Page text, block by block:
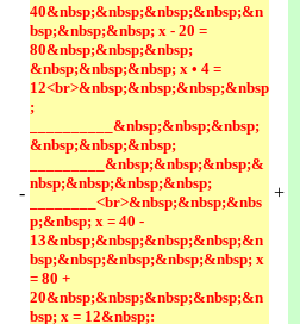
-
40&nbsp;&nbsp;&nbsp;&nbsp;&n
bsp;&nbsp;&nbsp; х - 20 =
80&nbsp;&nbsp;&nbsp;
&nbsp;&nbsp;&nbsp; х • 4 =
12<br>&nbsp;&nbsp;&nbsp;&nbsp
;
__________&nbsp;&nbsp;&nbsp;
&nbsp;&nbsp;&nbsp;
_________&nbsp;&nbsp;&nbsp;&
nbsp;&nbsp;&nbsp;&nbsp;
________<br>&nbsp;&nbsp;&nbs
p;&nbsp; х = 40 -
13&nbsp;&nbsp;&nbsp;&nbsp;&n
bsp;&nbsp;&nbsp;&nbsp;&nbsp; х
= 80 +
20&nbsp;&nbsp;&nbsp;&nbsp;&n
bsp; х = 12&nbsp;:
+